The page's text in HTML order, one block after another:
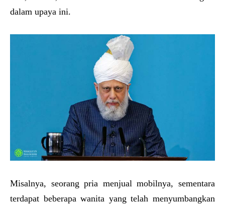
dalam upaya ini.
Misalnya, seorang pria menjual mobilnya, sementara
terdapat beberapa wanita yang telah menyumbangkan